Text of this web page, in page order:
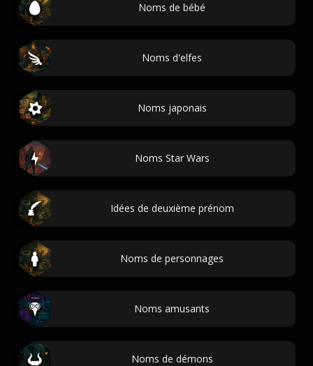
Noms de bébé
Noms d'elfes
Noms japonais
Noms Star Wars
Idées de deuxième prénom
Noms de personnages
Noms amusants
Noms de démons